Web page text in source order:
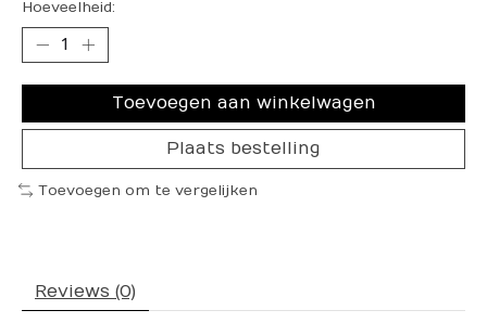
Hoeveelheid:
Toevoegen aan winkelwagen
Plaats bestelling
Toevoegen om te vergelijken
Reviews (0)